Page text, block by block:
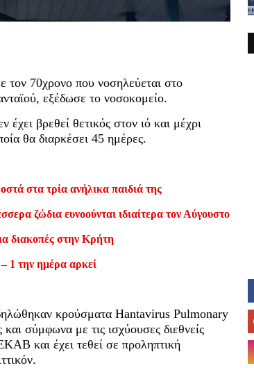
τον 70χρονο που νοσηλεύεται στο
εξέδωσε το νοσοκομείο.
βρεθεί θετικός στον ιό και μέχρι
θα διαρκέσει 45 ημέρες.
στα τρία ανήλικα παιδιά της
ζώδια ευνοούνται ιδιαίτερα τον Αύγουστο
διακοπές στην Κρήτη
1 την ημέρα αρκεί
κρούσματα Hantavirus Pulmonary
σύμφωνα με τις ισχύουσες διεθνείς
και έχει τεθεί σε προληπτική